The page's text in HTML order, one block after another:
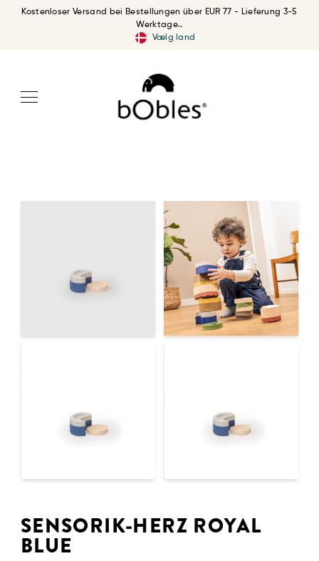
Kostenloser Versand bei Bestellungen über EUR 77 - Lieferung 3-5
Werktage..
Vælg land
SENSORIK-HERZ ROYAL
BLUE